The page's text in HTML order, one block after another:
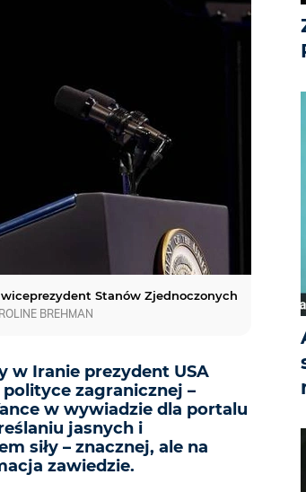
w Iranie prezydent USA
zagranicznej –
w wywiadzie dla portalu
jasnych i
siły – znacznej, ale na
zawiedzie.
wiceprezydent Stanów Zjednoczonych
BREHMAN